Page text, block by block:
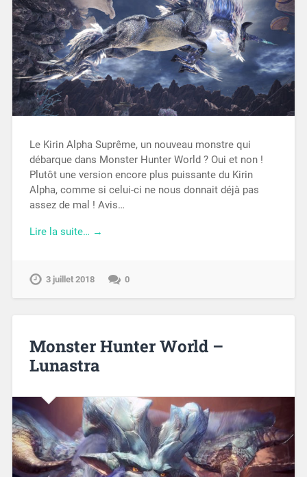
Le Kirin Alpha Suprême, un nouveau monstre qui
débarque dans Monster Hunter World ? Oui et non !
Plutôt une version encore plus puissante du Kirin
Alpha, comme si celui-ci ne nous donnait déjà pas
assez de mal ! Avis…
Lire la suite… →
3 juillet 2018 0
Monster Hunter World –
Lunastra